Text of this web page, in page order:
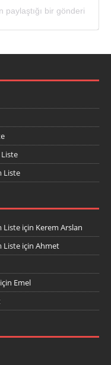
bir gönderi
Liste
Liste için Kerem Arslan
Liste için Ahmet
Emel